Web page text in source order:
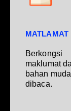
MATLAMAT
Berkongsi
maklumat
bahan
dibaca.